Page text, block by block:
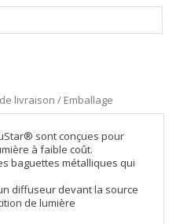
livraison / Emballage
sont conçues pour
à faible coût.
baguettes métalliques qui
diffuseur devant la source
de lumière